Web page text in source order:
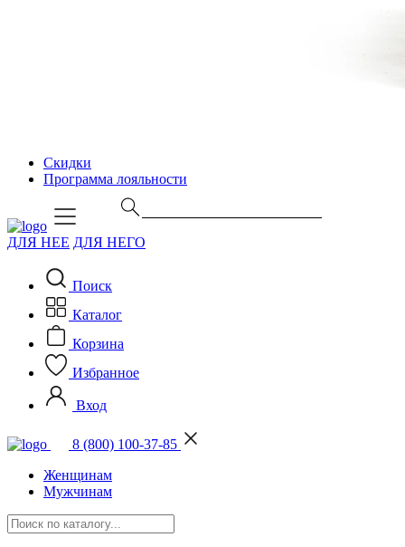
Скидки
Программа лояльности
ДЛЯ НЕЕ ДЛЯ НЕГО
Поиск
Каталог
Корзина
Избранное
Вход
8 (800) 100-37-85
Женщинам
Мужчинам